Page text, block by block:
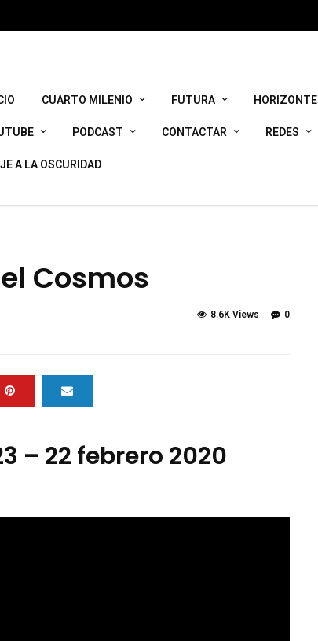
CUARTO MILENIO FUTURA HORIZONTE
PODCAST CONTACTAR REDES
A LA OSCURIDAD
Cosmos
0
8.6K Views
– 22 febrero 2020